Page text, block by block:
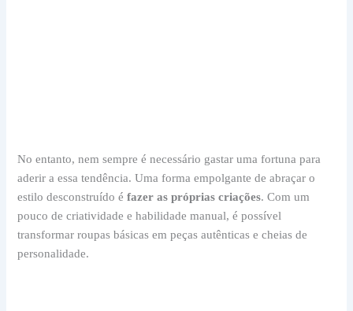
No entanto, nem sempre é necessário gastar uma fortuna para
aderir a essa tendência. Uma forma empolgante de abraçar o
estilo desconstruído éfazer as próprias criações. Com um
pouco de criatividade e habilidade manual, é possível
transformar roupas básicas em peças autênticas e cheias de
personalidade.